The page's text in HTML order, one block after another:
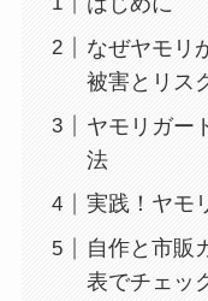
なぜヤモリ
被害とリス
ヤモリガー
法
実践！ヤモ
自作と市販
表でチェッ